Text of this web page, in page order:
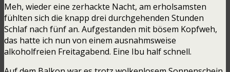
Meh, wieder eine zerhackte Nacht, am erholsamsten
fühlten sich die knapp drei durchgehenden Stunden
Schlaf nach fünf an. Aufgestanden mit bösem Kopfweh,
das hatte ich nun von einem ausnahmsweise
alkoholfreien Freitagabend. Eine Ibu half schnell.